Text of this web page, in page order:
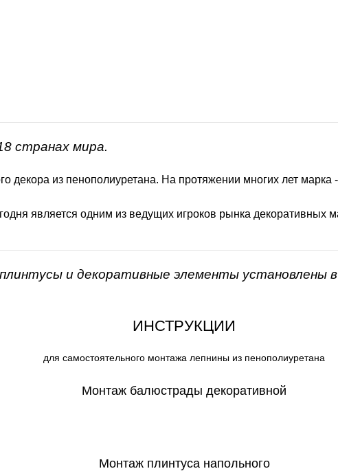
странах мира.
декора из пенополиуретана. На протяжении многих лет марка
является одним из ведущих игроков рынка декоративных
и декоративные элементы установлены
ИНСТРУКЦИИ
для самостоятельного монтажа лепнины из пенополиуретана
Монтаж балюстрады декоративной
Монтаж плинтуса напольного